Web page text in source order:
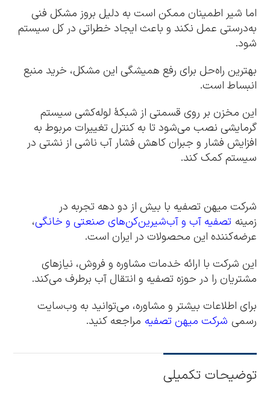
اما شیر اطمینان ممکن است به دلیل بروز مشکل فنی
به‌درستی عمل نکند و باعث ایجاد خطراتی در کل سیستم
شود.
بهترین راه‌حل برای رفع همیشگی این مشکل، خرید منبع
انبساط است.
این مخزن بر روی قسمتی از شبکۀ لوله‌کشی سیستم
گرمایشی نصب می‌شود تا به کنترل تغییرات مربوط به
افزایش فشار و جبران کاهش فشار آب ناشی از نشتی در
سیستم کمک کند.
شرکت میهن تصفیه با بیش از دو دهه تجربه در
زمینه تصفیه آب و آب‌شیرین‌کن‌های صنعتی و خانگی،
عرضه‌کننده این محصولات در ایران است.
این شرکت با ارائه خدمات مشاوره و فروش، نیازهای
مشتریان را در حوزه تصفیه و انتقال آب برطرف می‌کند.
برای اطلاعات بیشتر و مشاوره، می‌توانید به وب‌سایت
رسمی شرکت میهن تصفیه مراجعه کنید.
توضیحات تکمیلی